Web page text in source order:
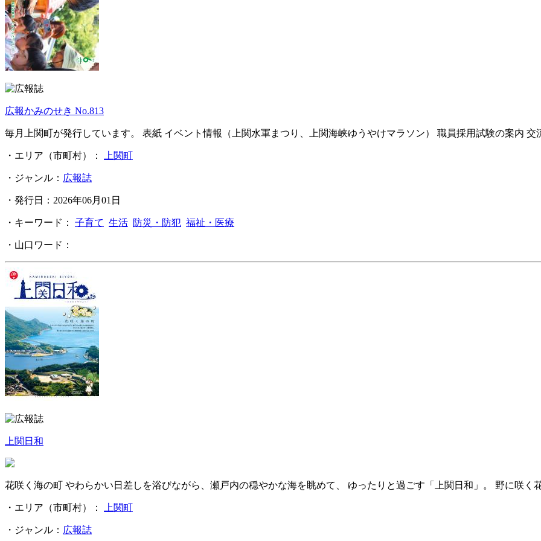
広報かみのせき No.813
毎月上関町が発行しています。 表紙 イベント情報（上関水軍まつり、上関海峡ゆうやけマラソン） 職員採用試験の案内 交
・エリア（市町村）： 上関町
・ジャンル： 広報誌
・発行日：2026年06月01日
・キーワード： 子育て 生活 防災・防犯 福祉・医療
・山口ワード：
上関日和
花咲く海の町 やわらかい日差しを浴びながら、瀬戸内の穏やかな海を眺めて、 ゆったりと過ごす「上関日和」。 野に咲く
・エリア（市町村）： 上関町
・ジャンル： 広報誌